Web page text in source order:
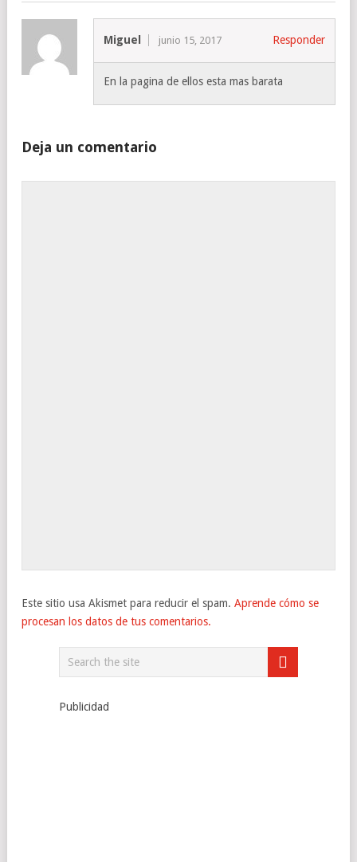
Miguel junio 15, 2017 Responder
En la pagina de ellos esta mas barata
Deja un comentario
Este sitio usa Akismet para reducir el spam. Aprende cómo se
procesan los datos de tus comentarios.
Publicidad